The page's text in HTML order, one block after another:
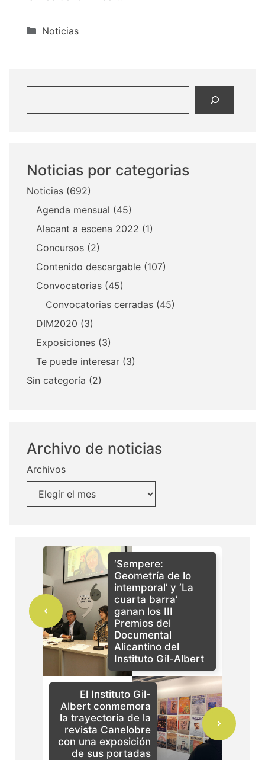
Categorías
Noticias
Noticias por categorias
Noticias (692)
Agenda mensual (45)
Alacant a escena 2022 (1)
Concursos (2)
Contenido descargable (107)
Convocatorias (45)
Convocatorias cerradas (45)
DIM2020 (3)
Exposiciones (3)
Te puede interesar (3)
Sin categoría (2)
Archivo de noticias
Archivos
‘Sempere:
Geometría de lo
intemporal’ y ‘La
cuarta barra’
ganan los III
Premios del
Documental
Alicantino del
Instituto Gil-Albert
El Instituto Gil-
Albert conmemora
la trayectoria de la
revista Canelobre
con una exposición
de sus portadas